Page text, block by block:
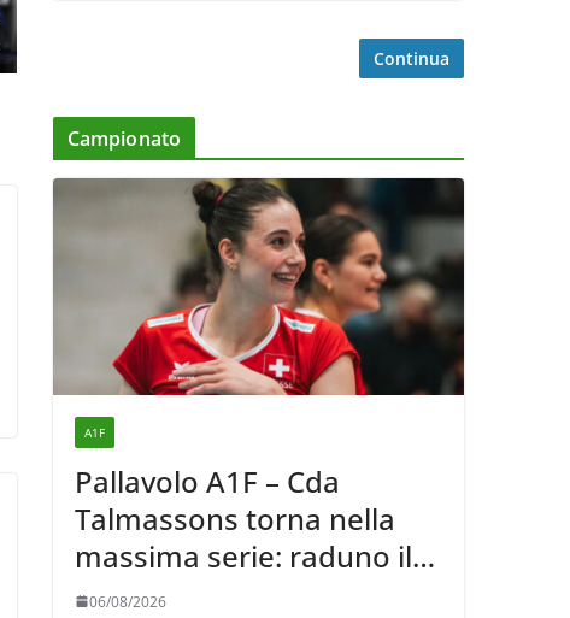
Continua
Campionato
A1F
Pallavolo A1F – Cda
Talmassons torna nella
massima serie: raduno il
10 agosto, i sogni di
06/08/2026